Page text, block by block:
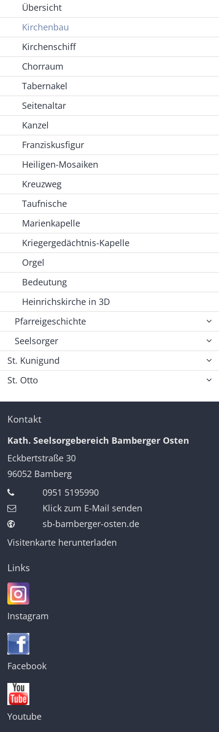
Übersicht
Kirchenbau
Kirchenschiff
Chorraum
Tabernakel
Seitenaltar
Kanzel
Franziskusfigur
Heiligen-Mosaiken
Kreuzweg
Taufnische
Marienkapelle
Kriegergedächtnis-Kapelle
Orgel
Bedeutung
Heinrichskirche in 3D
Pfarreigeschichte
Seelsorger
St. Kunigund
St. Otto
Kontakt
Kath. Seelsorgebereich Bamberger Osten
Eckbertstraße 30
96052 Bamberg
0951 5195990
Klick zum E-Mail senden
sb-bamberger-osten.de
Visitenkarte herunterladen
Links
Instagram
Facebook
Youtube